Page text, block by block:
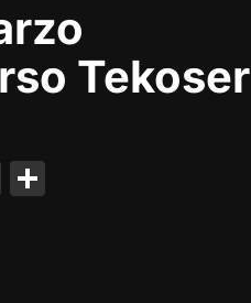
Tekoser
C